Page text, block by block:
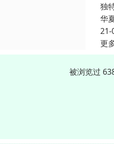
独
华
21-
更
被浏览过